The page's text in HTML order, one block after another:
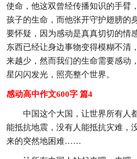
使命，他这双曾经传播知识的手臂
孩子的生命，而他张开守护翅膀的
要怀疑，因为感动是真真切切的情
东西已经让身边事物变得模糊不清
来越少，然而我们的生命需要感动
星闪闪发光，照亮整个世界。
感动高中作文600字 篇4
中国这个大国，让世界所有人
能抵抗地震，没有人能抵抗灾难，
来的突然地困难……